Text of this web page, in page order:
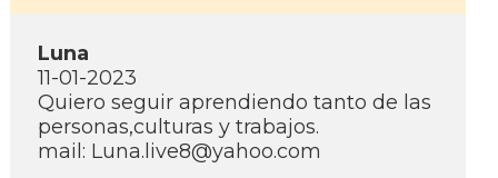
Luna
11-01-2023
Quiero seguir aprendiendo tanto de las
personas,culturas y trabajos.
mail: Luna.live8@yahoo.com